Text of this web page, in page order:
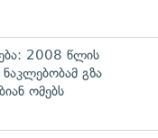
2008 წლის
ნაკლებობამ გზა
ომებს